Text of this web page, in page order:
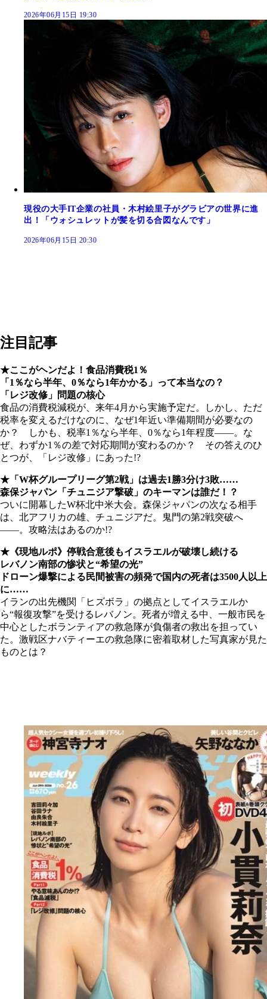
2026年06月15日 19:30
現役の大手IT企業の社員・木村絵里子がグラビアの世界に進
出！「ウォシュレットが髪を切る合図なんです」
2026年06月15日 20:30
注目記事
★ここがヘンだよ！食品消費税1％
「1％なら半年、0％なら1年かかる」って本当なの？
「レジ改修」問題の核心
食品の消費税減税が、来年4月から実施予定だ。しかし、ただ
税率を変えるだけなのに、なぜ1年近い準備期間が必要なの
か？ しかも、税率1％なら半年、0％なら1年程度――。な
ぜ、わずか1％の差で対応期間が変わるのか？ その答えのひ
とつが、「レジ改修」にあった!?
★「W杯グループリーグ第2戦」は過去1勝3分け3敗……
森保ジャパン「チュニジア撃破」のキーマンは誰だ！？
ついに開幕したW杯北中米大会。森保ジャパンの次なる相手
は、北アフリカの雄、チュニジアだ。鬼門の第2戦突破へ
――。攻略法はあるのか!?
★《現地ルポ》停戦合意後もイスラエルが破壊し続ける
レバノン南部の惨状と“希望の光”
ドローン爆撃による民間被害の頻発で国内の死者は3500人以上
に……
イランの出先機関「ヒズボラ」の拠点としてイスラエルか
ら“報復攻撃”を受けるレバノン。死者が増える中、一般市民を
中心としたボランティアの救急隊が負傷者の救出を担ってい
た。激戦区ナバティーエの救急隊に密着取材した写真家が見た
ものとは？